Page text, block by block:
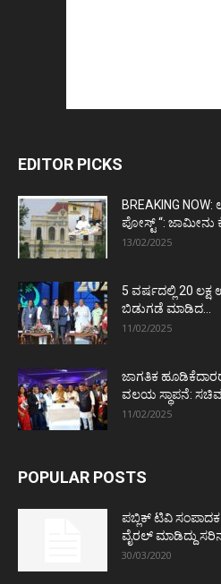
EDITOR PICKS
BREAKING
ಪೋಸ್ಟ್‌ “:
13/02/2025
5 ವರ್ಷದಲ್ಲಿ 20 ಲಕ್ಷ
ಬಿಡುಗಡೆ ಮಾಡಿದ...
11/02/2025
ಜಾಗತಿಕ
ವಲಯ ಸ್ಥಾಪನೆ:
11/02/2025
POPULAR POSTS
ಪಬ್ಲಿಕ್ ಟಿವಿ
ವೈರಲ್ ಮಾಡಿದ್ದು
30/03/2020